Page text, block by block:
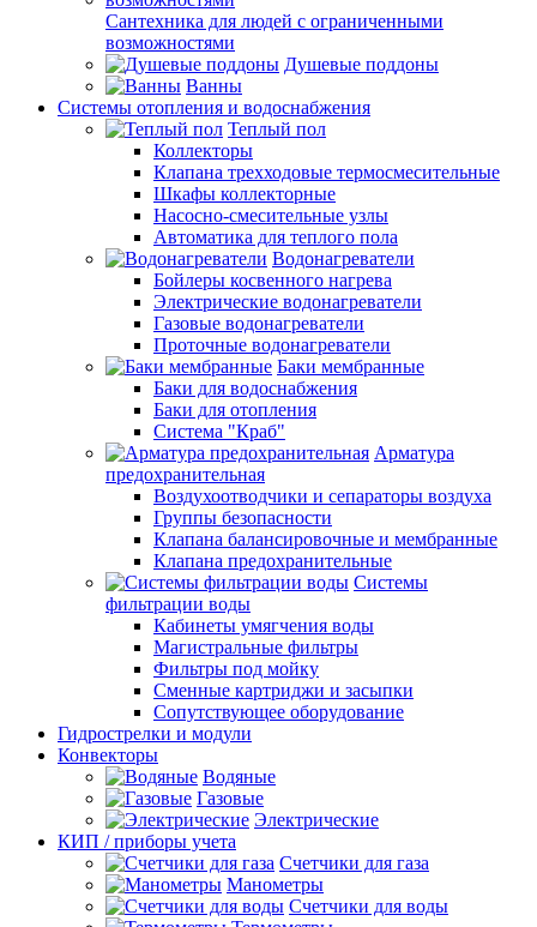
Сантехника для людей с ограниченными
возможностями
Душевые поддоны
Ванны
Системы отопления и водоснабжения
Теплый пол
Коллекторы
Клапана трехходовые термосмесительные
Шкафы коллекторные
Насосно-смесительные узлы
Автоматика для теплого пола
Водонагреватели
Бойлеры косвенного нагрева
Электрические водонагреватели
Газовые водонагреватели
Проточные водонагреватели
Баки мембранные
Баки для водоснабжения
Баки для отопления
Система "Краб"
Арматура
предохранительная
Воздухоотводчики и сепараторы воздуха
Группы безопасности
Клапана балансировочные и мембранные
Клапана предохранительные
Системы
фильтрации воды
Кабинеты умягчения воды
Магистральные фильтры
Фильтры под мойку
Сменные картриджи и засыпки
Сопутствующее оборудование
Гидрострелки и модули
Конвекторы
Водяные
Газовые
Электрические
КИП / приборы учета
Счетчики для газа
Манометры
Счетчики для воды